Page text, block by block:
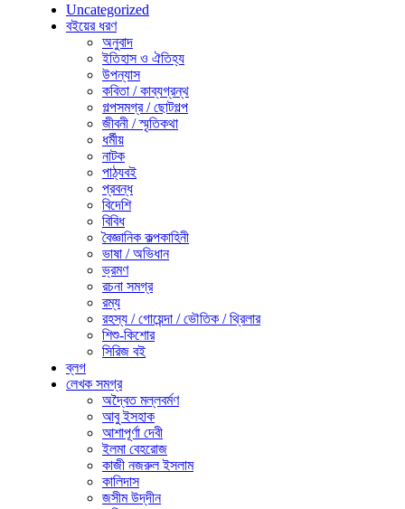
Uncategorized
বইয়ের ধরণ
অনুবাদ
ইতিহাস ও ঐতিহ্য
উপন্যাস
কবিতা / কাব্যগ্রন্থ
গল্পসমগ্র / ছোটগল্প
জীবনী / স্মৃতিকথা
ধর্মীয়
নাটক
পাঠ্যবই
প্রবন্ধ
বিদেশি
বিবিধ
বৈজ্ঞানিক কল্পকাহিনী
ভাষা / অভিধান
ভ্রমণ
রচনা সমগ্র
রম্য
রহস্য / গোয়েন্দা / ভৌতিক / থ্রিলার
শিশু-কিশোর
সিরিজ বই
ব্লগ
লেখক সমগ্র
অদ্বৈত মল্লবর্মণ
আবু ইসহাক
আশাপূর্ণা দেবী
ইলমা বেহরোজ
কাজী নজরুল ইসলাম
কালিদাস
জসীম উদ্‌দীন